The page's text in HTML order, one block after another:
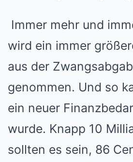
Immer mehr und
wird ein immer
aus der
genommen. Und so
ein neuer
wurde. Knapp 10
sollten es sein, 86